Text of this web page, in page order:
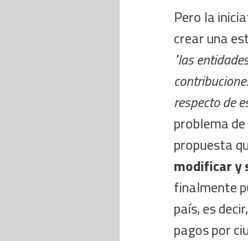
Pero la
crear una
"las
respecto de
problema
propuesta
modificar y
finalmente
país, es
pagos por